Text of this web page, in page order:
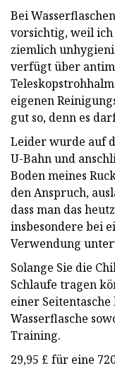
Bei
vorsichtig, weil ich
ziemlich
verfügt über
eigenen
gut so, denn es
Leider wurde auf
U-Bahn und
Boden meines
den Anspruch,
dass man das
insbesondere bei
Verwendung
Solange Sie die
Schlaufe tragen
einer Seitentasche
Wasserflasche
Training.
29,95 £ für eine